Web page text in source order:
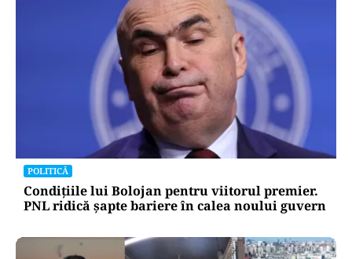
POLITICĂ
Condițiile lui Bolojan pentru viitorul premier.
PNL ridică șapte bariere în calea noului guvern